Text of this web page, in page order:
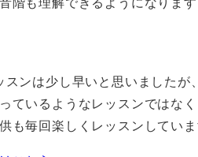
階も理解できるようになりま
スンは少し早いと思いました
ているようなレッスンではな
も毎回楽しくレッスンしていま